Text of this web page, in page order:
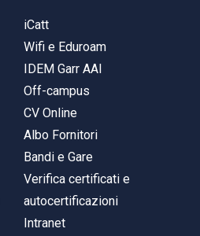
iCatt
Wifi e Eduroam
IDEM Garr AAI
Off-campus
CV Online
Albo Fornitori
Bandi e Gare
Verifica certificati e
autocertificazioni
Intranet